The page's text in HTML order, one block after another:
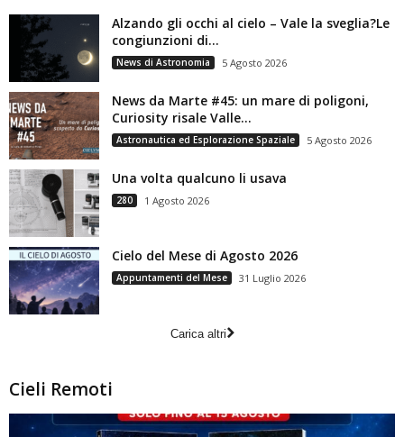
Alzando gli occhi al cielo – Vale la sveglia?Le
congiunzioni di...
News di Astronomia 5 Agosto 2026
News da Marte #45: un mare di poligoni,
Curiosity risale Valle...
Astronautica ed Esplorazione Spaziale 5 Agosto 2026
Una volta qualcuno li usava
280 1 Agosto 2026
Cielo del Mese di Agosto 2026
Appuntamenti del Mese 31 Luglio 2026
Carica altri
Cieli Remoti